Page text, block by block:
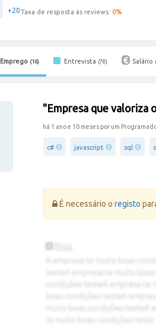
+20Taxa de resposta às reviews: 0%
Emprego (16) Entrevista (78) Salário
"Empresa que valoriza
há 1 ano e 10 meses por um
c# javascript sql
Erro:
É necessário oregisto